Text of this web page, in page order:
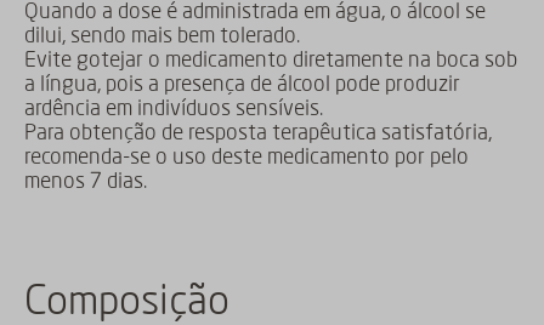
Quando a dose é administrada em água, o álcool se
dilui, sendo mais bem tolerado.
Evite gotejar o medicamento diretamente na boca sob
a língua, pois a presença de álcool pode produzir
ardência em indivíduos sensíveis.
Para obtenção de resposta terapêutica satisfatória,
recomenda-se o uso deste medicamento por pelo
menos 7 dias.
Composição